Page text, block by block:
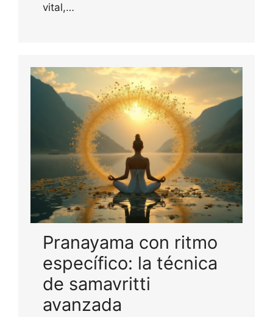
vital,…
Pranayama con ritmo
específico: la técnica
de samavritti
avanzada